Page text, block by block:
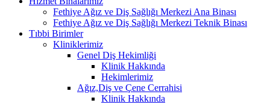
Fethiye Ağız ve Diş Sağlığı Merkezi Ana Binası
Fethiye Ağız ve Diş Sağlığı Merkezi Teknik Binası
Tıbbi Birimler
Kliniklerimiz
Genel Diş Hekimliği
Klinik Hakkında
Hekimlerimiz
Ağız,Diş ve Çene Cerrahisi
Klinik Hakkında